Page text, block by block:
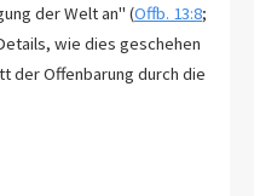
der Welt an" (Offb. 13:8;
wie dies geschehen
der Offenbarung durch die